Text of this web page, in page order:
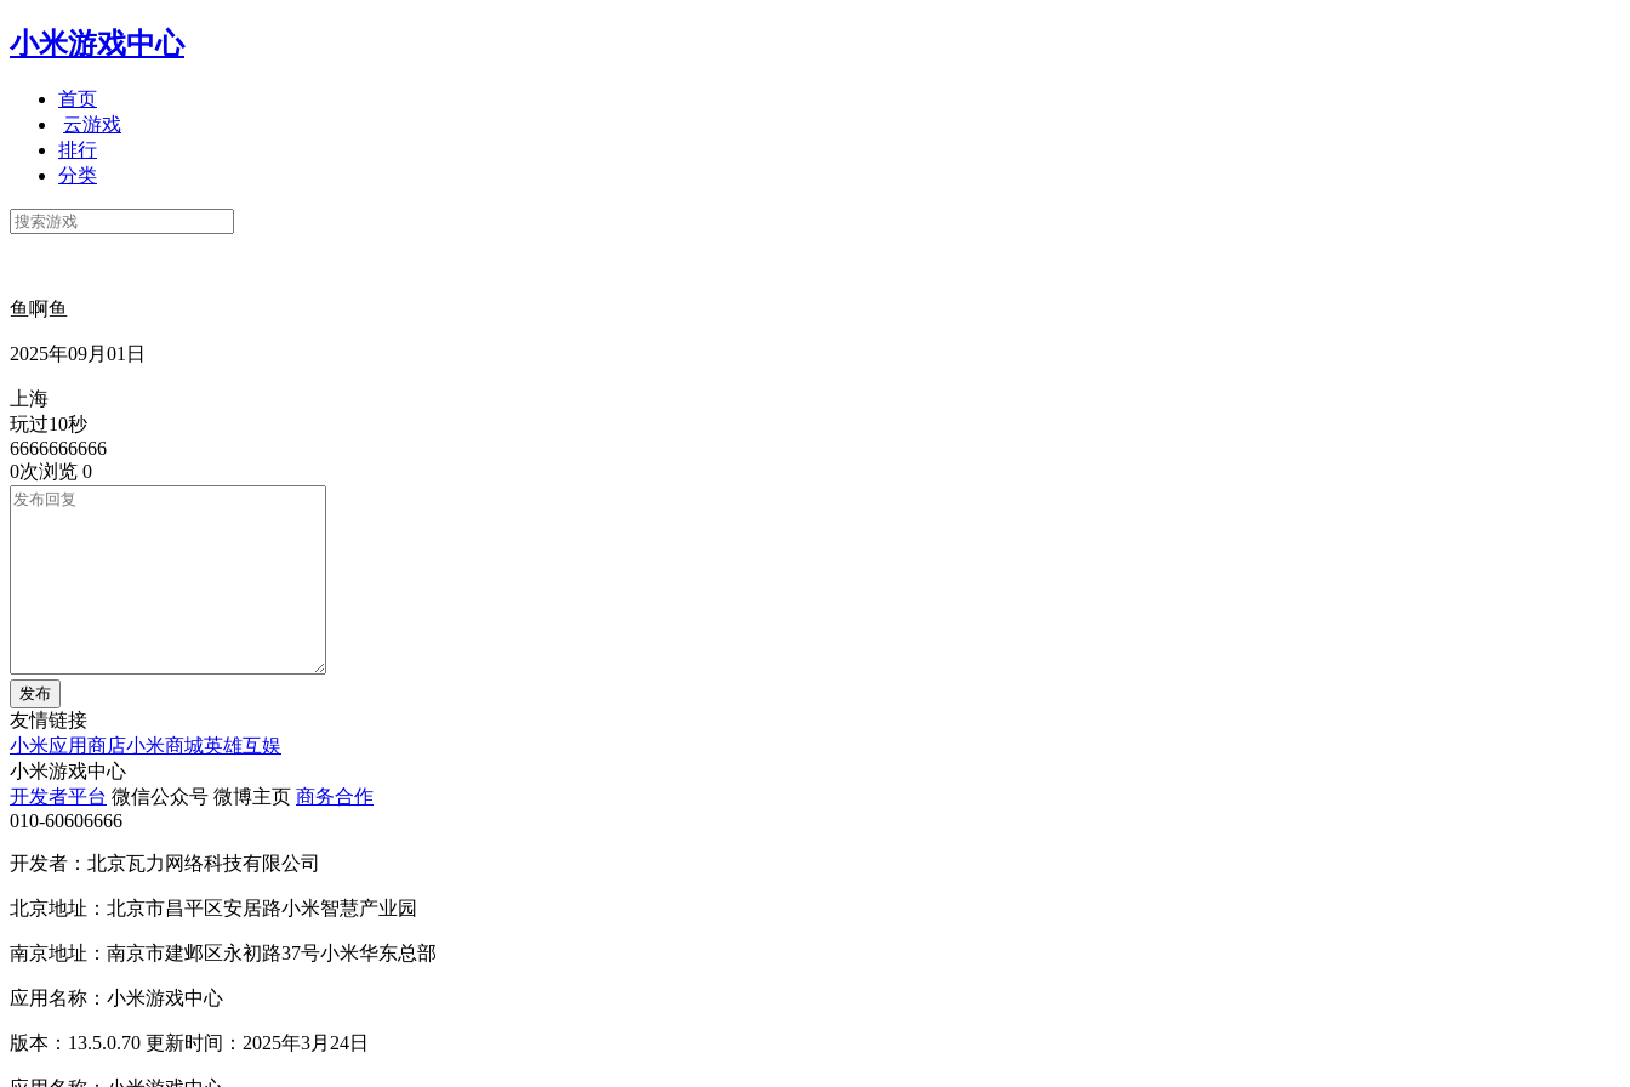
小米游戏中心
首页
云游戏
排行
分类
鱼啊鱼
2025年09月01日
上海
玩过10秒
6666666666
0次浏览 0
发布
友情链接
小米应用商店小米商城英雄互娱
小米游戏中心
开发者平台 微信公众号 微博主页 商务合作
010-60606666
开发者：北京瓦力网络科技有限公司
北京地址：北京市昌平区安居路小米智慧产业园
南京地址：南京市建邺区永初路37号小米华东总部
应用名称：小米游戏中心
版本：13.5.0.70 更新时间：2025年3月24日